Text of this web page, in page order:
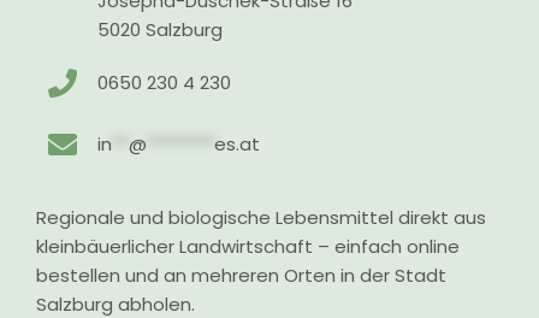
5020 Salzburg
0650 230 4 230
in **@ ********es.at
Regionale und biologische Lebensmittel direkt aus
kleinbäuerlicher Landwirtschaft – einfach online
bestellen und an mehreren Orten in der Stadt
Salzburg abholen.